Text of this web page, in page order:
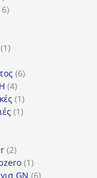
προϊόντα
16
11
66
44
προϊόντα
11
προϊόν
11
22
προϊόντα
11
προϊόν
GN 66